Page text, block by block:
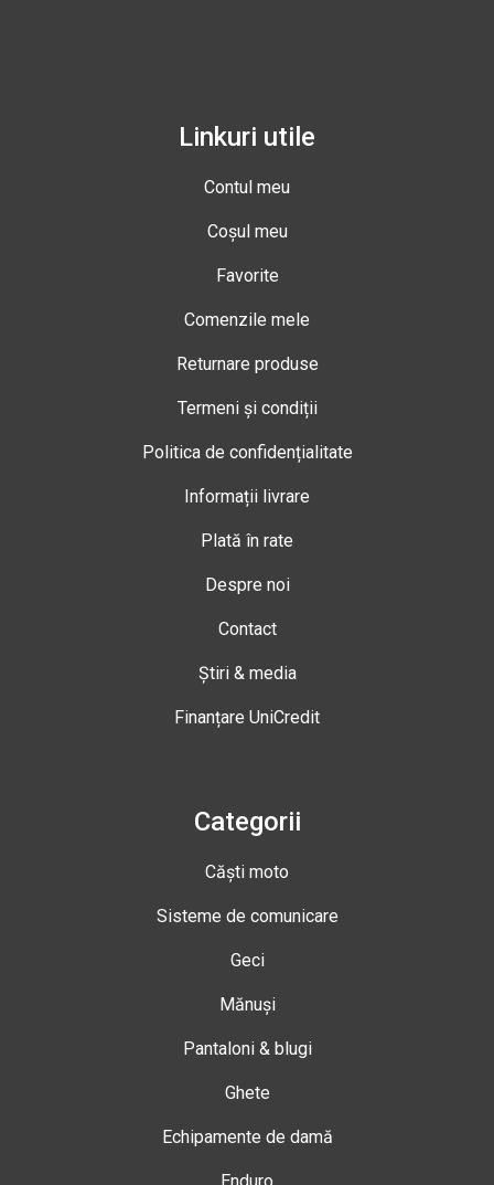
Linkuri utile
Contul meu
Coșul meu
Favorite
Comenzile mele
Returnare produse
Termeni și condiții
Politica de confidențialitate
Informații livrare
Plată în rate
Despre noi
Contact
Știri & media
Finanțare UniCredit
Categorii
Căști moto
Sisteme de comunicare
Geci
Mănuși
Pantaloni & blugi
Ghete
Echipamente de damă